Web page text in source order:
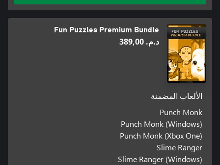
Fun Puzzles Premium Bundle
د.م.‏ 389,00
الألعاب المضمنة
Punch Monk
Punch Monk (Windows)
Punch Monk (Xbox One)
Slime Ranger
Slime Ranger (Windows)